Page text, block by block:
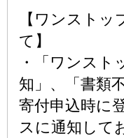
【ワンスト
て】
・「ワンスト
知」、「書類
寄付申込時に
スに通知して